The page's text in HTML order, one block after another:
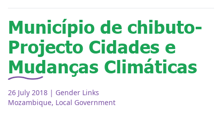
Município de chibuto-
Projecto Cidades e
Mudanças Climáticas
26 July 2018 | Gender Links
Mozambique, Local Government